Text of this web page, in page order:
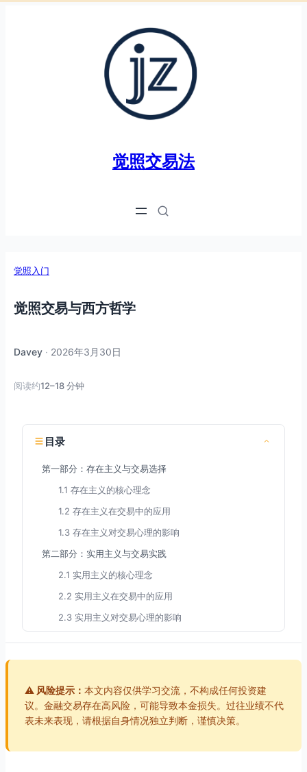
觉照交易法
觉照入门
觉照交易与西方哲学
Davey · 2026年3月30日
阅读约12–18 分钟
目录
第一部分：存在主义与交易选择
1.1 存在主义的核心理念
1.2 存在主义在交易中的应用
1.3 存在主义对交易心理的影响
第二部分：实用主义与交易实践
2.1 实用主义的核心理念
2.2 实用主义在交易中的应用
2.3 实用主义对交易心理的影响
3.1 现象学的核心理念
3.3 现象学对交易心理的影响
第四部分：西方哲学整合与觉照交易
⚠️ 风险提示： 本文内容仅供学习交流，不构成任何投资建
议。金融交易存在高风险，可能导致本金损失。过往业绩不代
表未来表现，请根据自身情况独立判断，谨慎决策。